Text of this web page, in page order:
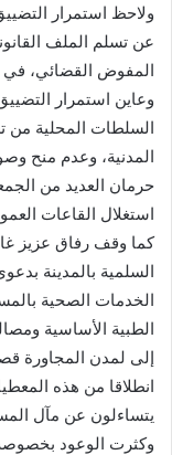
ولاحظ استمرار
عن تسلم الملف
المفوض القضائي، في
وعاين استمرار
السلطات المحلية من
المدنية، وعدم منح
حرمان العديد من
استغلال القاعات
كما وقف رفاق عزيز
السلمية بالمدينة
الخدمات الصحية
الطبية الأساسية
إلى لمدن المجاورة
انطلاقا من هذه
يتساءلون عن مآل
وكثرت الوعود